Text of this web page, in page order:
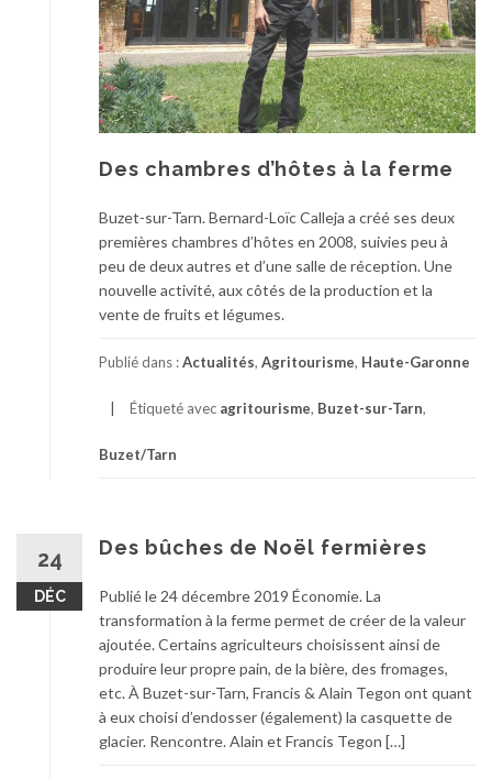
Des chambres d’hôtes à la ferme
Buzet-sur-Tarn. Bernard-Loïc Calleja a créé ses deux
premières chambres d’hôtes en 2008, suivies peu à
peu de deux autres et d’une salle de réception. Une
nouvelle activité, aux côtés de la production et la
vente de fruits et légumes.
Publié dans :Actualités, Agritourisme, Haute-Garonne
Étiqueté avec agritourisme, Buzet-sur-Tarn,
Buzet/Tarn
24
DÉC
Des bûches de Noël fermières
Publié le 24 décembre 2019 Économie. La
transformation à la ferme permet de créer de la valeur
ajoutée. Certains agriculteurs choisissent ainsi de
produire leur propre pain, de la bière, des fromages,
etc. À Buzet-sur-Tarn, Francis & Alain Tegon ont quant
à eux choisi d’endosser (également) la casquette de
glacier. Rencontre. Alain et Francis Tegon […]